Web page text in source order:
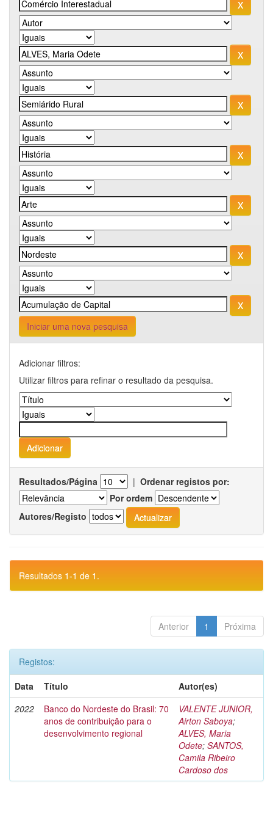
Iniciar uma nova pesquisa
Adicionar filtros:
Utilizar filtros para refinar o resultado da pesquisa.
Resultados/Página | Ordenar registos por:
Por ordem
Autores/Registo
Resultados 1-1 de 1.
Anterior 1 Próxima
Registos:
Data
Título
Autor(es)
2022
Banco do Nordeste do Brasil: 70
anos de contribuição para o
desenvolvimento regional
VALENTE JUNIOR,
Airton Saboya;
ALVES, Maria
Odete; SANTOS,
Camila Ribeiro
Cardoso dos